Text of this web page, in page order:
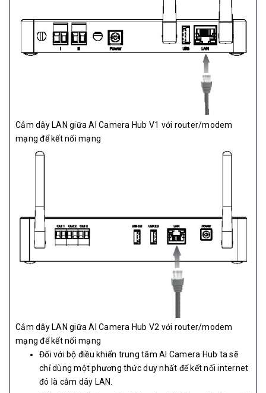
Cắm dây LAN giữa AI Camera Hub V1 với router/modem
mạng để kết nối mạng
Cắm dây LAN giữa AI Camera Hub V2 với router/modem
mạng để kết nối mạng
Đối với bộ điều khiển trung tâm AI Camera Hub ta sẽ
chỉ dùng một phương thức duy nhất để kết nối internet
đó là cắm dây LAN.